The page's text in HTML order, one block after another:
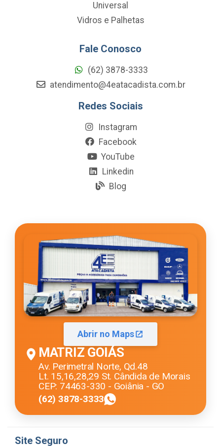
Universal
Vidros e Palhetas
Fale Conosco
(62) 3878-3333
atendimento@4eatacadista.com.br
Redes Sociais
Instagram
Facebook
YouTube
Linkedin
Blog
Abrir no Maps
MATRIZ GOIÁS
Av. Perimetral Norte, Qd.48
Lt. 15,16,28,29 St. Cândida de Morais
CEP: 74463-330 - Goiânia - GO
(62) 3878-3333
Site Seguro